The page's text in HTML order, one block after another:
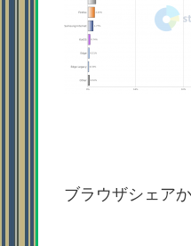
ブラウザシェア